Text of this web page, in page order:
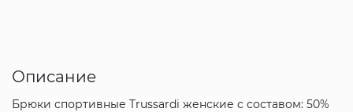
Описание
Брюки спортивные Trussardi женские с составом: 50%